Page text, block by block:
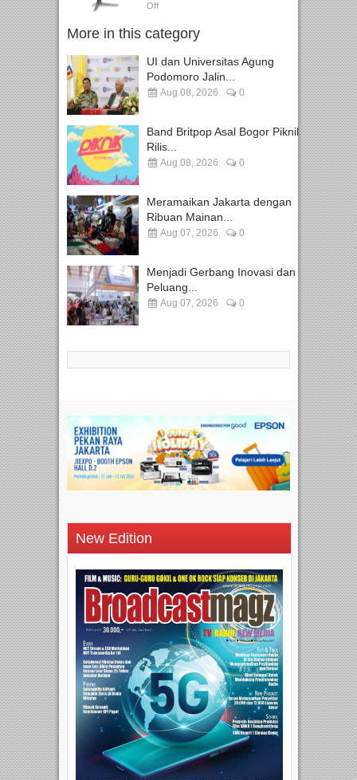
Off
More in this category
UI dan Universitas Agung
Podomoro Jalin...
Aug 08, 2026 0
Band Britpop Asal Bogor Piknik
Rilis...
Aug 08, 2026 0
Meramaikan Jakarta dengan
Ribuan Mainan...
Aug 07, 2026 0
Menjadi Gerbang Inovasi dan
Peluang...
Aug 07, 2026 0
New Edition